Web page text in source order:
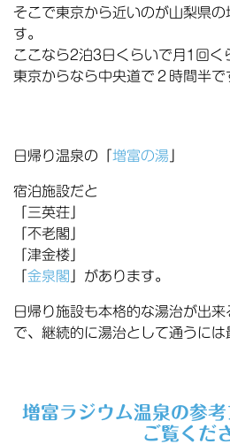
そこで東京から近いのが山梨県
す。
ここなら2泊3日くらいで月1回く
東京からなら中央道で２時間半で
日帰り温泉の「 増富の湯
宿泊施設だと
「三英荘」
「不老閣」
「津金楼」
金泉閣 」があります。
日帰り施設も本格的な湯治が出
で、継続的に湯治として通うには
増富ラジウム温泉の参
ご覧くだ